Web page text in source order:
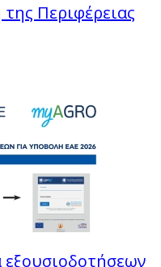
Περιφέρειας
εξουσιοδοτήσεων